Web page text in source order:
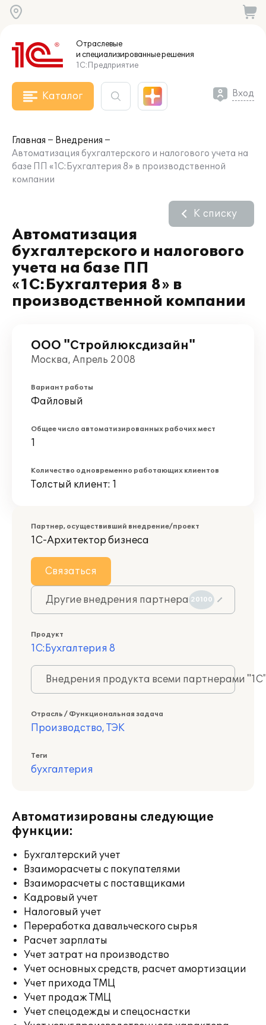
Отраслевые
и специализированныерешения
1С:Предприятие
Каталог Вход
Главная
Внедрения
Автоматизация бухгалтерского и налогового учета на
базе ПП «1С:Бухгалтерия 8» в производственной
компании
Автоматизация
бухгалтерского и налогового
учета на базе ПП
«1С:Бухгалтерия 8» в
производственной компании
К списку
ООО "Стройлюксдизайн"
Москва, Апрель 2008
Вариант работы
Файловый
Общее число автоматизированных рабочих мест
1
Количество одновременно работающих клиентов
Толстый клиент: 1
Партнер, осуществивший внедрение/проект
1С-Архитектор бизнеса
Связаться
Другие внедрения партнера 20100
Продукт
1С:Бухгалтерия 8
Внедрения продукта всеми партнерами
Отрасль / Функциональная задача
Производство, ТЭК
Теги
бухгалтерия
Автоматизированы следующие
функции:
Бухгалтерский учет
Взаиморасчеты с покупателями
Взаиморасчеты с поставщиками
Кадровый учет
Налоговый учет
Переработка давальческого сырья
Расчет зарплаты
Учет затрат на производство
Учет основных средств, расчет амортизации
Учет прихода ТМЦ
Учет продаж ТМЦ
Учет спецодежды и спецоснастки